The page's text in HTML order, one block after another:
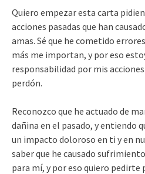
Quiero empezar esta carta
acciones pasadas que han
amas. Sé que he cometido
más me importan, y por eso
responsabilidad por mis
perdón.
Reconozco que he actuado de
dañina en el pasado, y entiendo
un impacto doloroso en ti y en
saber que he causado
para mí, y por eso quiero pedirte